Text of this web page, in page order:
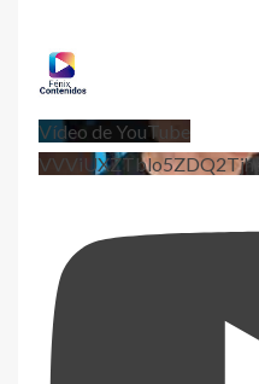
Vídeo de YouTube